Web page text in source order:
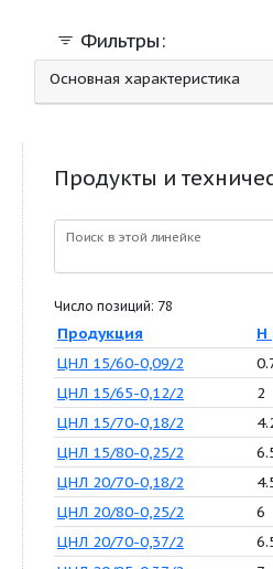
Основная
Продукты и
Поиск в этой линейке
Число позиций: 78
Продукция
ЦНЛ 15/60-0,09/2
ЦНЛ 15/65-0,12/2